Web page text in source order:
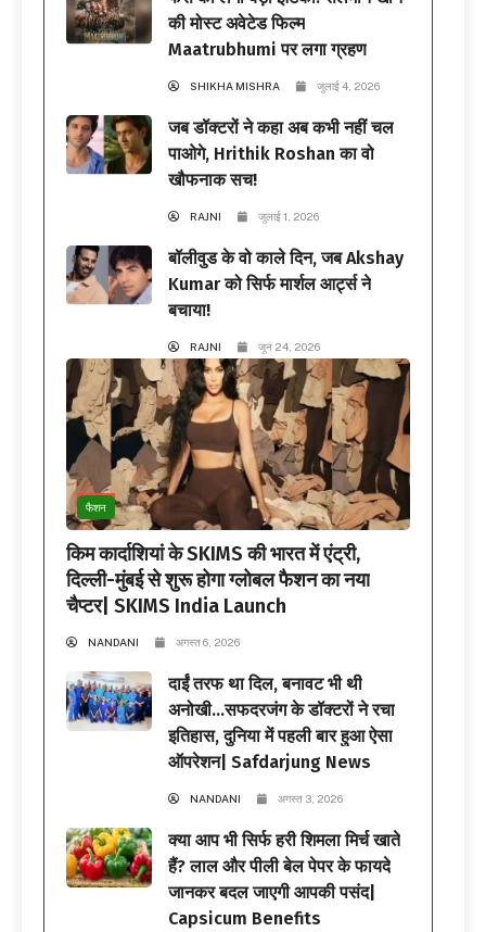
की मोस्ट अवेटेड फिल्म
Maatrubhumi पर लगा ग्रहण
SHIKHA MISHRA जुलाई 4, 2026
जब डॉक्टरों ने कहा अब कभी नहीं चल
पाओगे, Hrithik Roshan का वो
खौफनाक सच!
RAJNI जुलाई 1, 2026
बॉलीवुड के वो काले दिन, जब Akshay
Kumar को सिर्फ मार्शल आर्ट्स ने
बचाया!
RAJNI जून 24, 2026
फैशन
किम कार्दाशियां के SKIMS की भारत में एंट्री,
दिल्ली-मुंबई से शुरू होगा ग्लोबल फैशन का नया
चैप्टर| SKIMS India Launch
NANDANI अगस्त 6, 2026
दाईं तरफ था दिल, बनावट भी थी
अनोखी…सफदरजंग के डॉक्टरों ने रचा
इतिहास, दुनिया में पहली बार हुआ ऐसा
ऑपरेशन| Safdarjung News
NANDANI अगस्त 3, 2026
क्या आप भी सिर्फ हरी शिमला मिर्च खाते
हैं? लाल और पीली बेल पेपर के फायदे
जानकर बदल जाएगी आपकी पसंद|
Capsicum Benefits